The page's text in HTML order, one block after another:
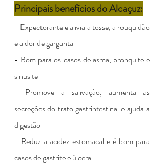
Principais benefícios do Alcaçuz:
- Expectorante e alivia a tosse, a rouquidão
e a dor de garganta
- Bom para os casos de asma, bronquite e
sinusite
- Promove a salivação, aumenta as
secreções do trato gastrintestinal e ajuda a
digestão
- Reduz a acidez estomacal e é bom para
casos de gastrite e úlcera